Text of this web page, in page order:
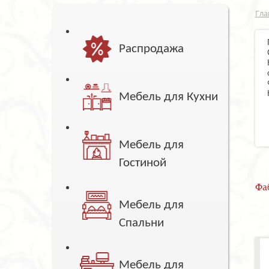
Распродажа
Мебель для Кухни
Мебель для
Гостиной
Мебель для
Спальни
Мебель для